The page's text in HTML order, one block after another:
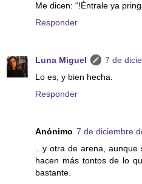
Me dicen: “!Éntrale ya
Responder
Luna Miguel
7 de
Lo es, y bien hecha.
Responder
Anónimo 7 de diciembre
...y otra de arena, aunque
hacen más tontos de lo
bastante.